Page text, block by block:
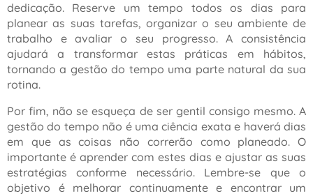
dedicação. Reserve um tempo todos os dias para
planear as suas tarefas, organizar o seu ambiente de
trabalho e avaliar o seu progresso. A consistência
ajudará a transformar estas práticas em hábitos,
tornando a gestão do tempo uma parte natural da sua
rotina.
Por fim, não se esqueça de ser gentil consigo mesmo. A
gestão do tempo não é uma ciência exata e haverá dias
em que as coisas não correrão como planeado. O
importante é aprender com estes dias e ajustar as suas
estratégias conforme necessário. Lembre-se que o
objetivo é melhorar continuamente e encontrar um